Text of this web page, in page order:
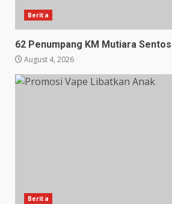
Berita
62 Penumpang KM Mutiara
August 4, 2026
Berita